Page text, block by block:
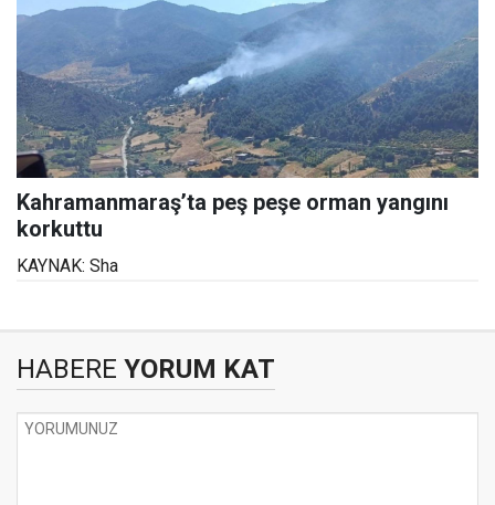
Kahramanmaraş’ta peş peşe orman yangını
korkuttu
KAYNAK: Sha
HABERE YORUM KAT